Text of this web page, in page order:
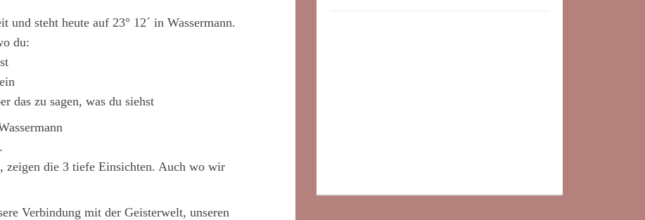
und steht heute auf 23° 12´ in Wassermann.
du:
das zu sagen, was du siehst
zeigen die 3 tiefe Einsichten. Auch wo wir
Verbindung mit der Geisterwelt, unseren